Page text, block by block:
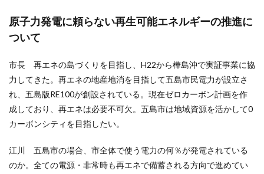
原子力発電に頼らない再生可能エネルギーの推進に
ついて
市長 再エネの島づくりを目指し、H22から樺島沖で実証事業に協
力してきた。再エネの地産地消を目指して五島市民電力が設立さ
れ、五島版RE100が創設されている。現在ゼロカーボン計画を作
成しており、再エネは必要不可欠。五島市は地域資源を活かして0
カーボンシティを目指したい。
江川 五島市の場合、市全体で使う電力の何％が発電されている
のか。全ての電源・非常時も再エネで備蓄される方向で進めてい